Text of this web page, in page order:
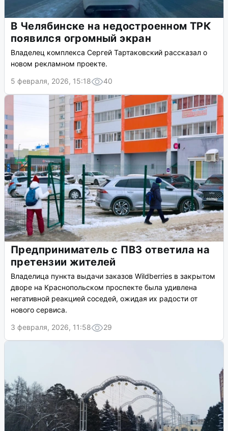
В Челябинске на недостроенном ТРК
появился огромный экран
Владелец комплекса Сергей Тартаковский рассказал о
новом рекламном проекте.
5 февраля, 2026, 15:18
40
Предприниматель с ПВЗ ответила на
претензии жителей
Владелица пункта выдачи заказов Wildberries в закрытом
дворе на Краснопольском проспекте была удивлена
негативной реакцией соседей, ожидая их радости от
нового сервиса.
3 февраля, 2026, 11:58
29